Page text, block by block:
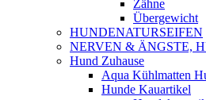
Zähne
Übergewicht
HUNDENATURSEIFEN
NERVEN & ÄNGSTE,
Hund Zuhause
Aqua Kühlmatten
Hunde Kauartikel